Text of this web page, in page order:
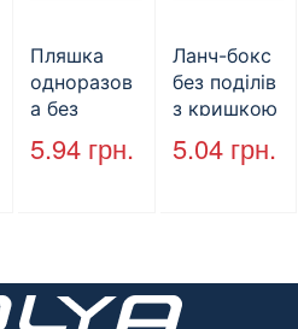
Пляшка
одноразов
а без
кришки,
ПЕТ, V=500
5.94 грн.
Ланч-бокс
без поділів
з кришкою
HP-10, 240
мм * 155
, чорний,
250 шт. /
5.04 грн.